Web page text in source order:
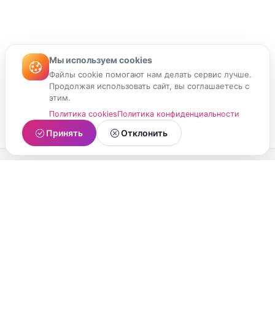
Мы используем cookies
Файлы cookie помогают нам делать сервис лучше.
Продолжая использовать сайт, вы соглашаетесь с
этим.
Политика cookiesПолитика конфиденциальности
Принять Отклонить